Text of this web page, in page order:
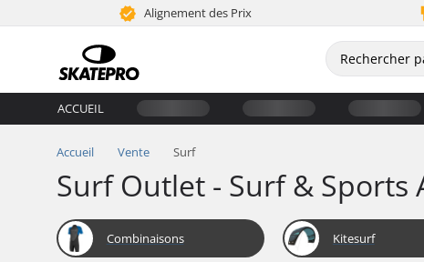
Alignement des Prix
ACCUEIL
Accueil Vente Surf
Surf Outlet - Surf & Sports
Combinaisons Kitesurf